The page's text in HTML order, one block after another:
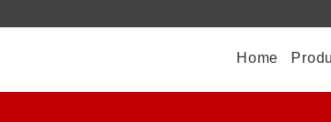
Home